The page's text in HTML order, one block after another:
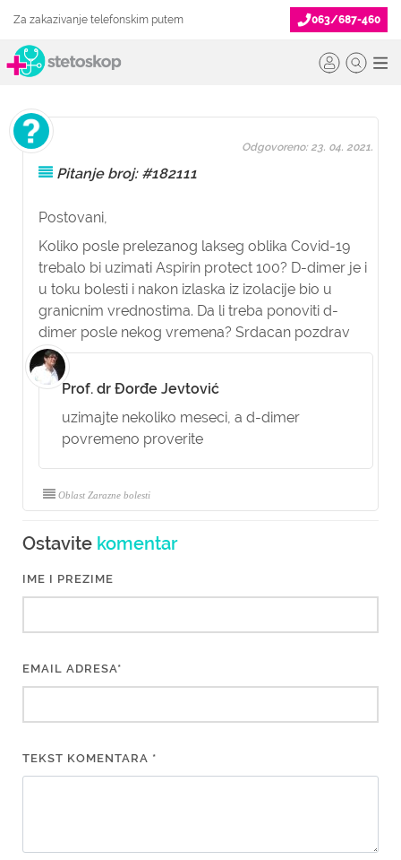
Za zakazivanje telefonskim putem 063/687-460
Pitanje broj: #182111
Postovani,
Koliko posle prelezanog lakseg oblika Covid-19
trebalo bi uzimati Aspirin protect 100? D-dimer je i
u toku bolesti i nakon izlaska iz izolacije bio u
granicnim vrednostima. Da li treba ponoviti d-
dimer posle nekog vremena? Srdacan pozdrav
Odgovoreno: 23. 04. 2021.
Prof. dr Đorđe Jevtović
uzimajte nekoliko meseci, a d-dimer
povremeno proverite
Oblast Zarazne bolesti
Ostavite komentar
IME I PREZIME
EMAIL ADRESA*
TEKST KOMENTARA *